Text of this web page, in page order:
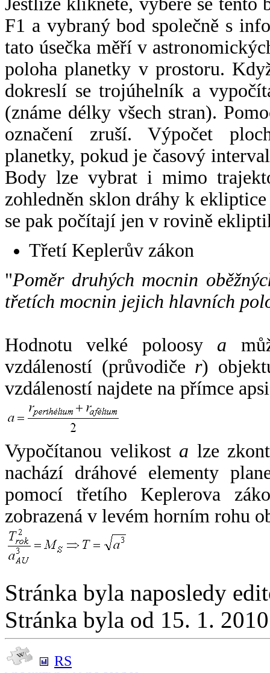
F1 a vybraný bod společně s
tato úsečka měří v
poloha planetky v prostoru.
dokreslí se trojúhelník a
(známe délky všech stran).
označení zruší. Výpočet
planetky, pokud je časový
Body lze vybrat i mimo
zohledněn sklon dráhy k
se pak počítají jen v rovině
Třetí Keplerův zákon
"Poměr druhých mocnin
třetích mocnin jejich hlavních
Hodnotu velké poloosy a
vzdáleností (průvodiče r)
vzdáleností najdete na přímce
Vypočítanou velikost a lze
nachází dráhové elementy
pomocí třetího Keplerova
zobrazená v levém horním rohu
Stránka byla naposledy
Stránka byla od 15. 1.
RS